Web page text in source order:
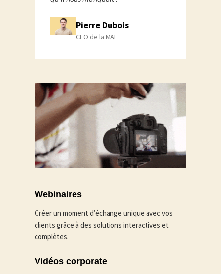
Pierre Dubois
CEO de la MAF
Webinaires
Créer un moment d’échange unique avec vos
clients grâce à des solutions interactives et
complètes.
Vidéos corporate